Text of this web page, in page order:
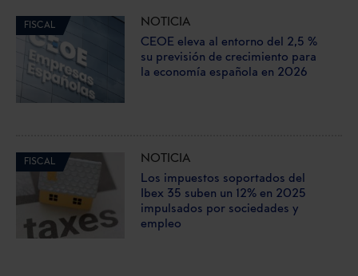
FISCAL
NOTICIA
CEOE eleva al entorno del 2,5 %
su previsión de crecimiento para
la economía española en 2026
FISCAL
NOTICIA
Los impuestos soportados del
Ibex 35 suben un 12% en 2025
impulsados por sociedades y
empleo